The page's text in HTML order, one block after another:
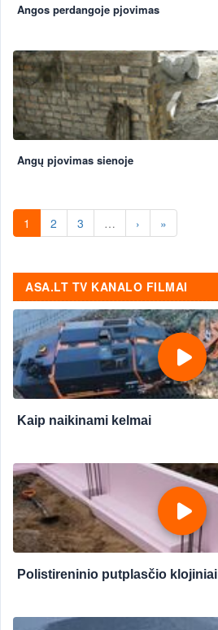
Angos perdangoje pjovimas
Angų pjovimas sienoje
1 2 3 … › »
ASA.LT TV KANALO FILMAI
Kaip naikinami kelmai
Polistireninio putplasčio klojiniai